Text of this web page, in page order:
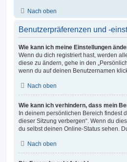
Nach oben
Benutzerpräferenzen und -
Wie kann ich meine Einstellungen
Wenn du dich registriert hast, werden
diese zu ändern, gehe in den
wenn du auf deinen Benutzernamen
Nach oben
Wie kann ich verhindern, dass mein
In deinem persönlichen Bereich findest
dieser Sitzung verbergen“. Wenn du
du selbst deinen Online-Status sehen.
Nach oben